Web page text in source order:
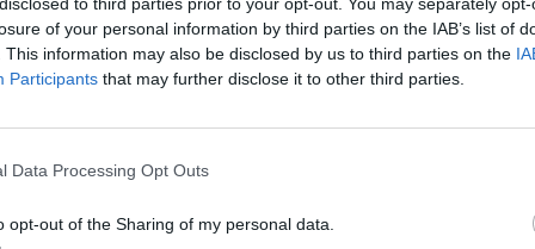
of your personal information by third parties on the IAB’s list of
This information may also be disclosed by us to third parties on the
Participants that may further disclose it to other third parties.
Data Processing Opt Outs
opt-out of the Sharing of my personal data.
tehetsz családod asztalára.